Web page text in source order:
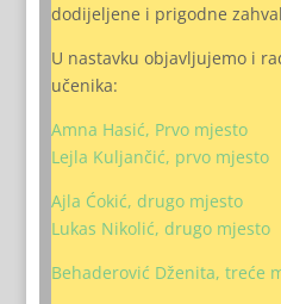
dodijeljene i prigodne
U nastavku objavljujemo i
učenika:
Amna Hasić, Prvo mjesto
Lejla Kuljančić, prvo mjesto
Ajla Ćokić, drugo mjesto
Lukas Nikolić, drugo mjesto
Behaderović Dženita, treće